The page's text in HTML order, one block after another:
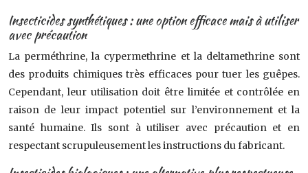
Insecticides synthétiques : une option efficace mais à utiliser
avec précaution
La perméthrine, la cypermethrine et la deltamethrine sont
des produits chimiques très efficaces pour tuer les guêpes.
Cependant, leur utilisation doit être limitée et contrôlée en
raison de leur impact potentiel sur l’environnement et la
santé humaine. Ils sont à utiliser avec précaution et en
respectant scrupuleusement les instructions du fabricant.